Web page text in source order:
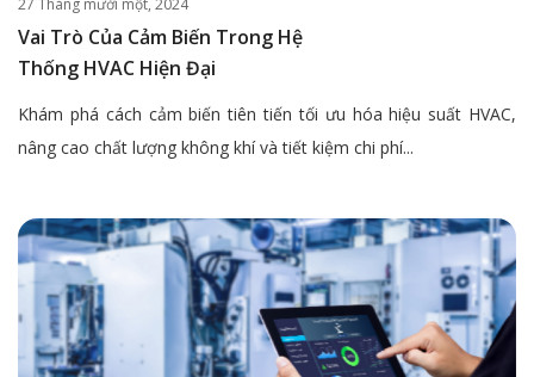
27 Tháng mười một, 2024
Vai Trò Của Cảm Biến Trong Hệ
Thống HVAC Hiện Đại
Khám phá cách cảm biến tiên tiến tối ưu hóa hiệu suất HVAC,
nâng cao chất lượng không khí và tiết kiệm chi phí...